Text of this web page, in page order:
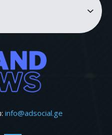
info@adsocial.ge